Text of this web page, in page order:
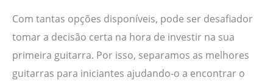
Com tantas opções disponíveis, pode ser desafiador
tomar a decisão certa na hora de investir na sua
primeira guitarra. Por isso, separamos as melhores
guitarras para iniciantes ajudando-o a encontrar o